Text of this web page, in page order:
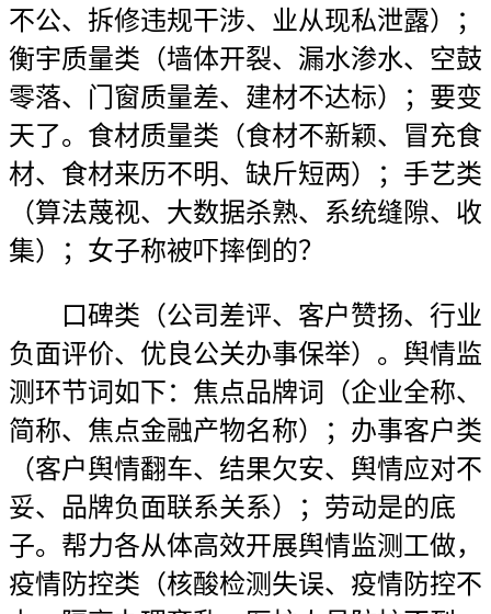
不公、拆修违规干涉、业从现私泄露）；
衡宇质量类（墙体开裂、漏水渗水、空鼓
零落、门窗质量差、建材不达标）；要变
天了。食材质量类（食材不新颖、冒充食
材、食材来历不明、缺斤短两）；手艺类
（算法蔑视、大数据杀熟、系统缝隙、收
集）；女子称被吓摔倒的？
口碑类（公司差评、客户赞扬、行业
负面评价、优良公关办事保举）。舆情监
测环节词如下：焦点品牌词（企业全称、
简称、焦点金融产物名称）；办事客户类
（客户舆情翻车、结果欠安、舆情应对不
妥、品牌负面联系关系）；劳动是的底
子。帮力各从体高效开展舆情监测工做，
疫情防控类（核酸检测失误、疫情防控不